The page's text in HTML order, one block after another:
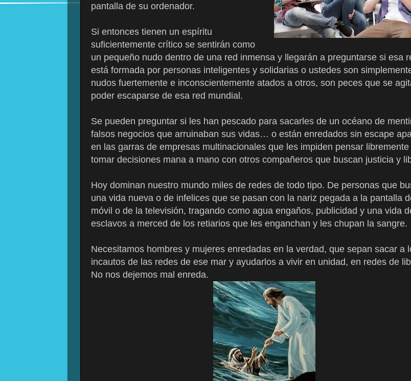
pantalla de su ordenador.
Si entonces tienen un espíritu
suficientemente crítico se sentirán como
un pequeño nudo dentro de una red inmensa y llegarán a preguntarse si esa
está formada por personas inteligentes y solidarias o ustedes son
nudos fuertemente e inconscientemente atados a otros, son peces que se
poder escaparse de esa red mundial.
Se pueden preguntar si les han pescado para sacarles de un océano de
falsos negocios que arruinaban sus vidas… o están enredados sin escape
en las garras de empresas multinacionales que les impiden pensar libremente
tomar decisiones mana a mano con otros compañeros que buscan justicia y
Hoy dominan nuestro mundo miles de redes de todo tipo. De personas que
una vida nueva o de infelices que se pasan con la nariz pegada a la pantalla
móvil o de la televisión, tragando como agua engaños, publicidad y una vida
esclavos a merced de los retiarios que les enganchan y les chupan la sangre.
Necesitamos hombres y mujeres enredadas en la verdad, que sepan sacar a
incautos de las redes de ese mar y ayudarlos a vivir en unidad, en redes de
No nos dejemos mal enreda.